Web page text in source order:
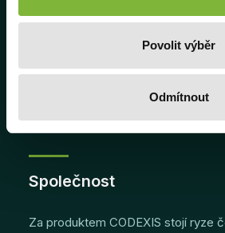
Povolit výběr
Odmítnout
Uživatelská příručka
Společnost
Za produktem CODEXIS stojí ryze